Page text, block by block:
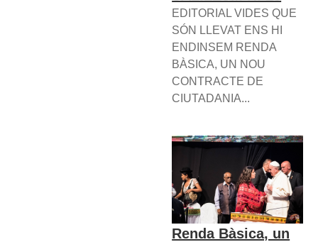
EDITORIAL VIDES QUE
SÓN LLEVAT ENS HI
ENDINSEM RENDA
BÀSICA, UN NOU
CONTRACTE DE
CIUTADANIA...
Renda Bàsica, un